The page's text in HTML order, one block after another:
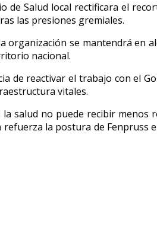
de Salud local rectificara el
las presiones gremiales.
organización se mantendrá en
nacional.
de reactivar el trabajo con el
vitales.
salud no puede recibir menos
refuerza la postura de Fenpruss